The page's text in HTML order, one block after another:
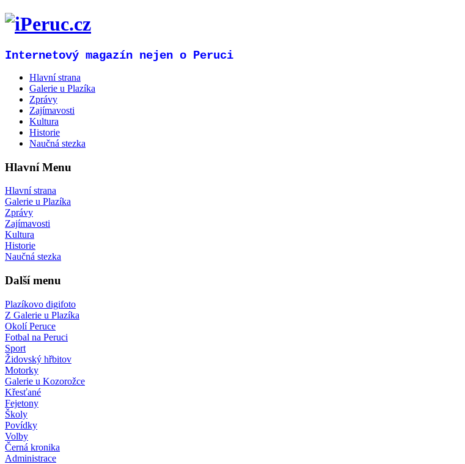
Internetový magazín nejen o Peruci
Hlavní strana
Galerie u Plazíka
Zprávy
Zajímavosti
Kultura
Historie
Naučná stezka
Hlavní Menu
Hlavní strana
Galerie u Plazíka
Zprávy
Zajímavosti
Kultura
Historie
Naučná stezka
Další menu
Plazíkovo digifoto
Z Galerie u Plazíka
Okolí Peruce
Fotbal na Peruci
Sport
Židovský hřbitov
Motorky
Galerie u Kozorožce
Křesťané
Fejetony
Školy
Povídky
Volby
Černá kronika
Administrace